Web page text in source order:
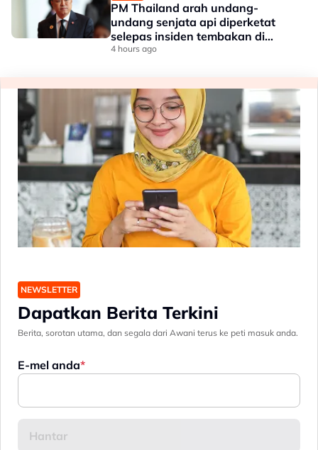
PM Thailand arah undang-
undang senjata api diperketat
selepas insiden tembakan di
sekolah
4 hours ago
NEWSLETTER
Dapatkan Berita Terkini
Berita, sorotan utama, dan segala dari Awani terus ke peti masuk anda.
E-mel anda